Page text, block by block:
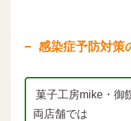
感染症予防対策
菓子工房mike・御
両店舗では